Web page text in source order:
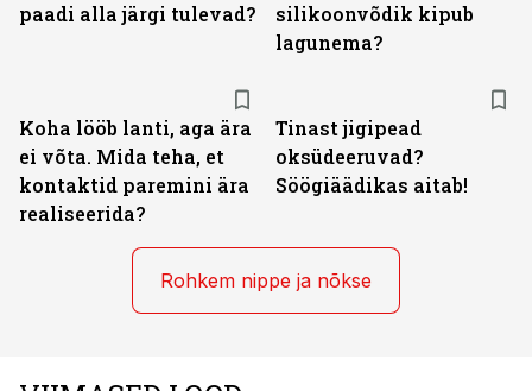
paadi alla järgi tulevad?
silikoonvõdik kipub
lagunema?
Koha lööb lanti, aga ära
ei võta. Mida teha, et
kontaktid paremini ära
realiseerida?
Tinast jigipead
oksüdeeruvad?
Söögiäädikas aitab!
Rohkem nippe ja nõkse